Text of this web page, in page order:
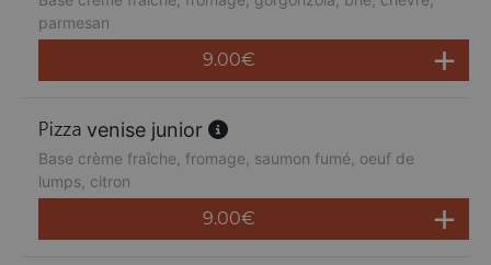
parmesan
9.00€
venise junior
Base crème fraîche, fromage, saumon fumé, oeuf de
lumps, citron
9.00€